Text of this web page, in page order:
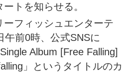
トを知らせる。
ーフィッシュエンターテ
午前0時、公式SNSに
Album [Free Falling]
」というタイトルのカ